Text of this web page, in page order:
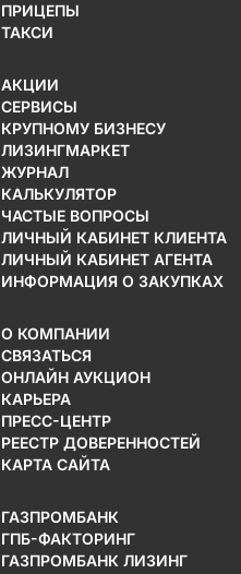
ПРИЦЕПЫ
ТАКСИ
АКЦИИ
СЕРВИСЫ
КРУПНОМУ БИЗНЕСУ
ЛИЗИНГМАРКЕТ
ЖУРНАЛ
КАЛЬКУЛЯТОР
ЧАСТЫЕ ВОПРОСЫ
ЛИЧНЫЙ КАБИНЕТ КЛИЕНТА
ЛИЧНЫЙ КАБИНЕТ АГЕНТА
ИНФОРМАЦИЯ О ЗАКУПКАХ
О КОМПАНИИ
СВЯЗАТЬСЯ
ОНЛАЙН АУКЦИОН
КАРЬЕРА
ПРЕСС-ЦЕНТР
РЕЕСТР ДОВЕРЕННОСТЕЙ
КАРТА САЙТА
ГАЗПРОМБАНК
ГПБ-ФАКТОРИНГ
ГАЗПРОМБАНК ЛИЗИНГ